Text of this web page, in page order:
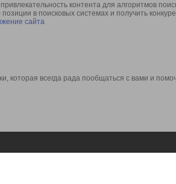
контента для алгоритмов
в поисковых системах и получить
сайта
которая всегда рада пообщаться с вами и